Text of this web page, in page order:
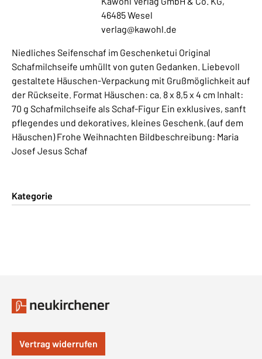
46485 Wesel
verlag@kawohl.de
Niedliches Seifenschaf im Geschenketui Original
Schafmilchseife umhüllt von guten Gedanken. Liebevoll
gestaltete Häuschen-Verpackung mit Grußmöglichkeit auf
der Rückseite. Format Häuschen: ca. 8 x 8,5 x 4 cm Inhalt:
70 g Schafmilchseife als Schaf-Figur Ein exklusives, sanft
pflegendes und dekoratives, kleines Geschenk. (auf dem
Häuschen) Frohe Weihnachten Bildbeschreibung: Maria
Josef Jesus Schaf
Kategorie
Vertrag widerrufen